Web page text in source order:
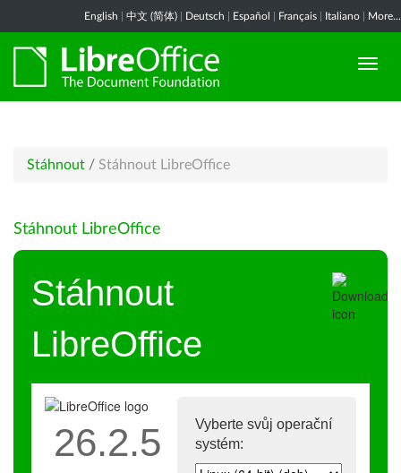
English 中文 (简体) Deutsch Español Français Italiano More...
Stáhnout / Stáhnout LibreOffice
Stáhnout LibreOffice
Stáhnout
LibreOffice
Vyberte svůj operační
systém:
26.2.5